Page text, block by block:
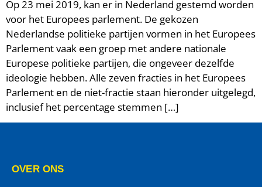
Op 23 mei 2019, kan er in Nederland gestemd worden
voor het Europees parlement. De gekozen
Nederlandse politieke partijen vormen in het Europees
Parlement vaak een groep met andere nationale
Europese politieke partijen, die ongeveer dezelfde
ideologie hebben. Alle zeven fracties in het Europees
Parlement en de niet-fractie staan hieronder uitgelegd,
inclusief het percentage stemmen […]
OVER ONS